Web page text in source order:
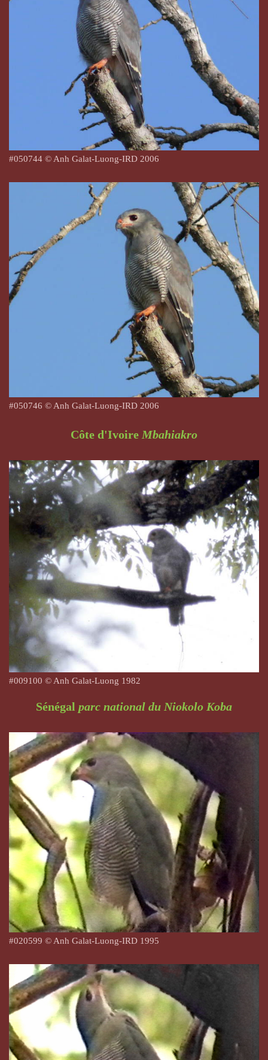
#050744 © Anh Galat-Luong-IRD 2006
#050746 © Anh Galat-Luong-IRD 2006
Côte d'Ivoire Mbahiakro
#009100 © Anh Galat-Luong 1982
Sénégal parc national du Niokolo Koba
#020599 © Anh Galat-Luong-IRD 1995